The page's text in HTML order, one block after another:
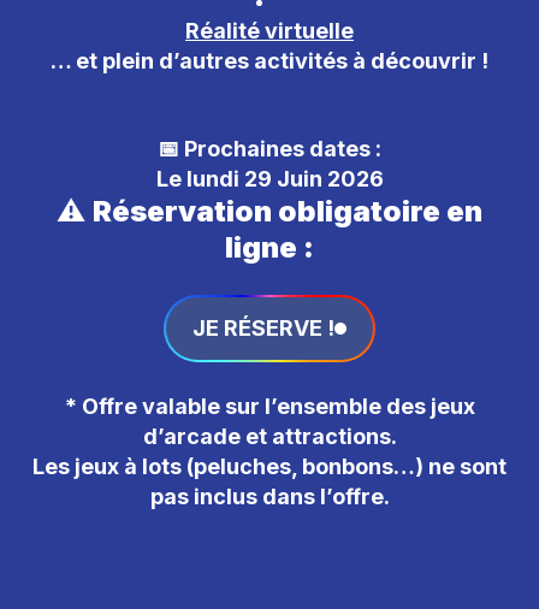
Réalité virtuelle
… et plein d’autres activités à découvrir !
📅 Prochaines dates :
Le lundi 29 Juin 2026
⚠️ Réservation obligatoire en
ligne :
JE RÉSERVE !
* Offre valable sur l’ensemble des jeux
d’arcade et attractions.
Les jeux à lots (peluches, bonbons…) ne sont
pas inclus dans l’offre.